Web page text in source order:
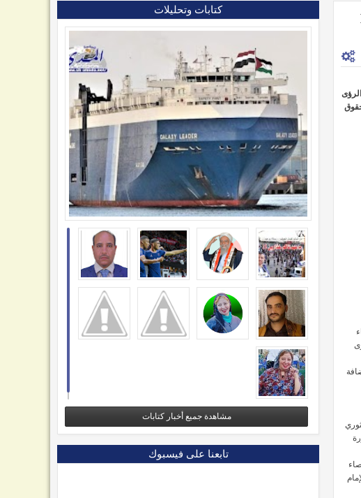
الذكرى
كتابات وتحليلات
مشاهدة جميع أخبار كتابات
تابعنا على فيسبوك